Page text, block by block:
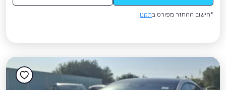
*חישוב ההחזר מפורט בתקנון